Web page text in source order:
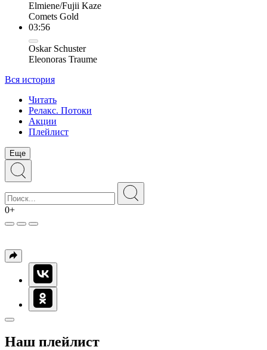
Elmiene/Fujii Kaze
Comets Gold
03:56
Oskar Schuster
Eleonoras Traume
Вся история
Читать
Релакс. Потоки
Акции
Плейлист
Еще
0+
Наш плейлист